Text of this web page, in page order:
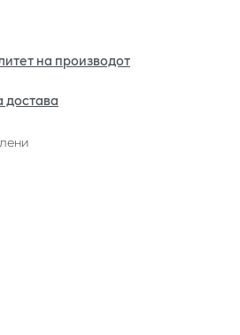
на производот
достава